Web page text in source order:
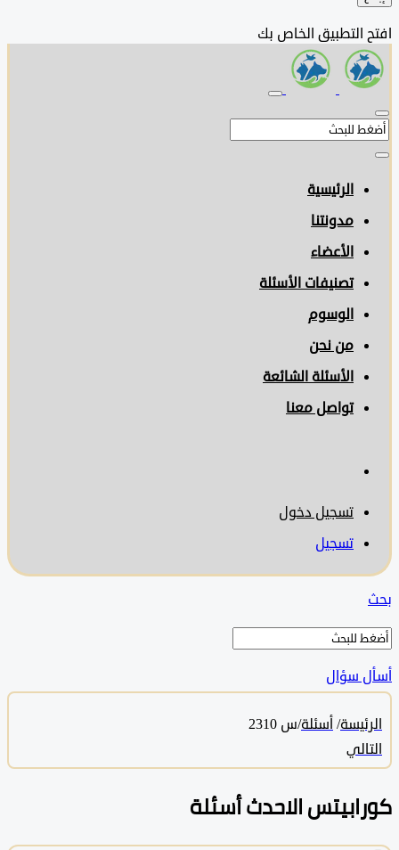
التطبيق الخاص بك
الرئيسية
مدونتنا
الأعضاء
تصنيفات الأسئلة
الوسوم
من نحن
الأسئلة الشائعة
تواصل معنا
تسجيل دخول
تسجيل
سؤال
/ أسئلة/س 2310
الاحدث أسئلة